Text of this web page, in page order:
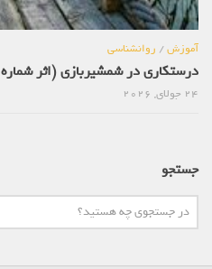
آموزش/ روانشناسی
درستکاری در شمشیربازی (اثر شماره 852)
24 جولای, 2026
جستجو